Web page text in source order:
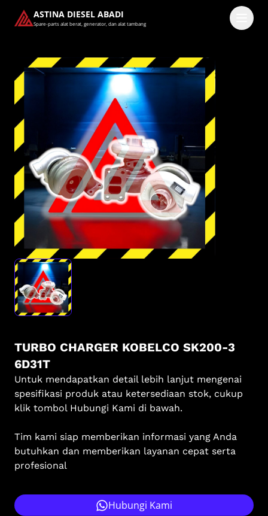
ASTINA DIESEL ABADI
Spare-parts alat berat, generator, dan alat tambang
Pilih methode masuk
Lanjutkan dengan Google
Dengan melanjutkan, kamu telah membaca dan setuju
denganKetentuan LayanandanKebijakan Privasi kami.
TURBO CHARGER KOBELCO SK200-3
6D31T
Untuk mendapatkan detail lebih lanjut mengenai
spesifikasi produk atau ketersediaan stok, cukup
klik tombol Hubungi Kami di bawah.
Tim kami siap memberikan informasi yang Anda
butuhkan dan memberikan layanan cepat serta
profesional
Hubungi Kami